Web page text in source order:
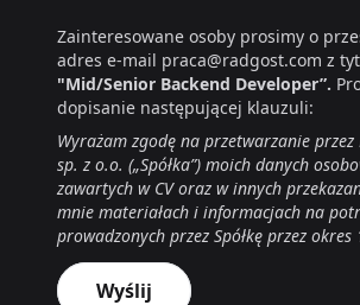
Zainteresowane osoby prosimy o
adres e-mail praca@radgost.com z
"Mid/Senior Backend Developer”.
dopisanie następującej klauzuli:
Wyrażam zgodę na przetwarzanie
sp. z o.o. („Spółka”) moich danych
zawartych w CV oraz w innych
mnie materiałach i informacjach na
prowadzonych przez Spółkę przez okres
Wyślij